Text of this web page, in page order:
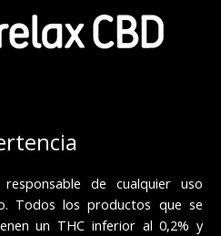
de cualquier uso
Todos los productos que se
un THC inferior al 0,2% y